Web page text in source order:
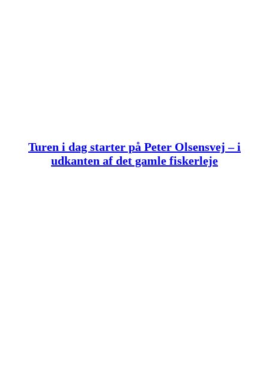
Turen i dag starter på Peter Olsensvej – i
udkanten af det gamle fiskerleje